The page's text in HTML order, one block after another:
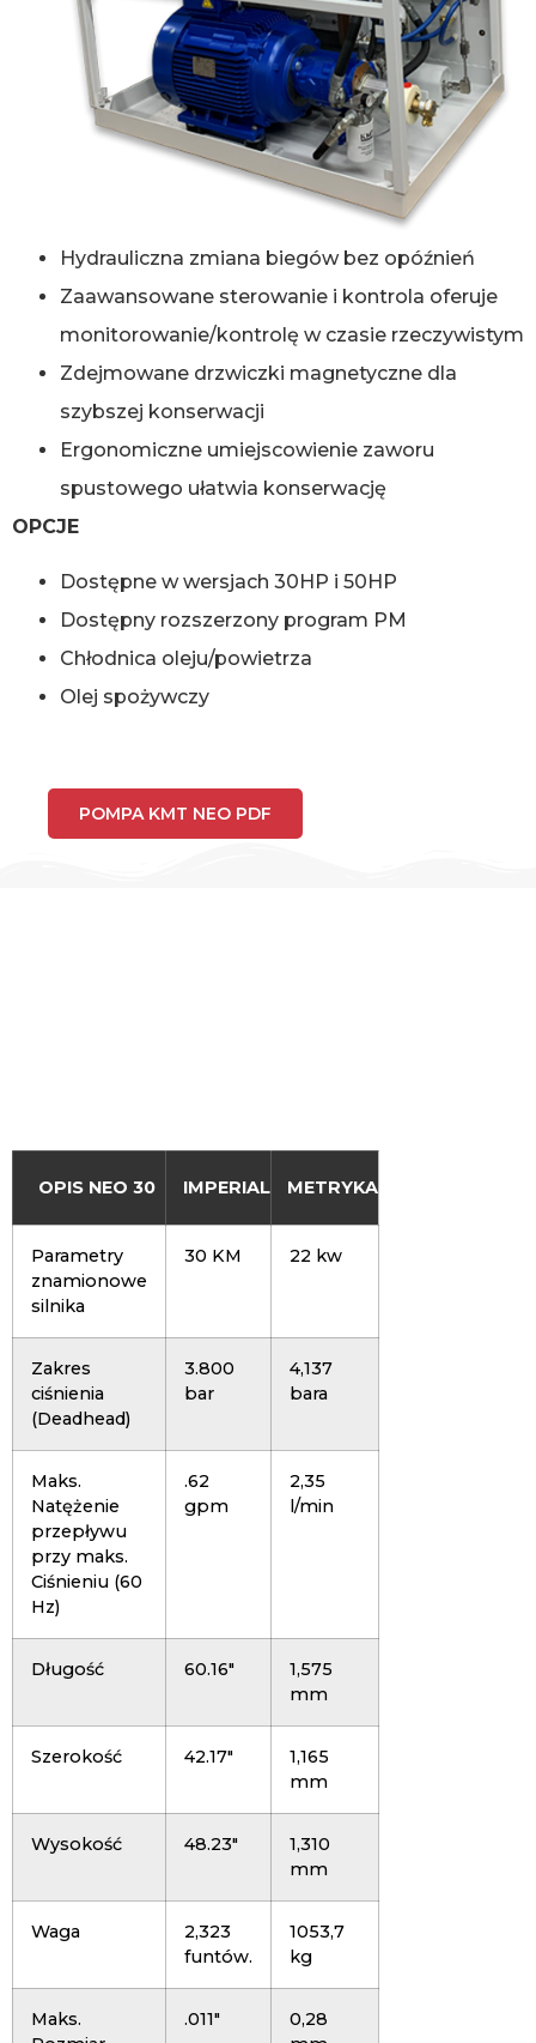
Hydrauliczna zmiana biegów bez opóźnień
Zaawansowane sterowanie i kontrola oferuje
monitorowanie/kontrolę w czasie rzeczywistym
Zdejmowane drzwiczki magnetyczne dla
szybszej konserwacji
Ergonomiczne umiejscowienie zaworu
spustowego ułatwia konserwację
OPCJE
Dostępne w wersjach 30HP i 50HP
Dostępny rozszerzony program PM
Chłodnica oleju/powietrza
Olej spożywczy
POMPA KMT NEO PDF
OPIS NEO 30 IMPERIAL METRYKA
Parametry
znamionowe
silnika
30 KM 22 kw
Zakres
ciśnienia
(Deadhead)
3.800
bar
4,137
bara
Maks.
Natężenie
przepływu
przy maks.
Ciśnieniu (60
Hz)
.62
gpm
2,35
l/min
Długość 60.16″
1,575
mm
Szerokość 42.17″
1,165
mm
Wysokość 48.23″
1,310
mm
Waga
2,323
funtów.
1053,7
kg
Maks.
.011″
0,28